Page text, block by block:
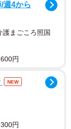
西宮北口駅前に
大学や芸術セン
から学生やファ
めきう梅田とは
週4から
護まごころ照国
円
NEW
円